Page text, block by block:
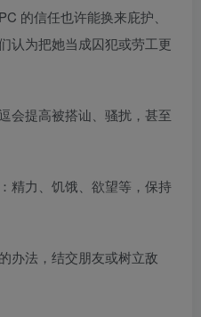
的信任也许能换来庇护、
认为把她当成囚犯或劳工更
会提高被搭讪、骚扰，甚至
精力、饥饿、欲望等，保持
办法，结交朋友或树立敌